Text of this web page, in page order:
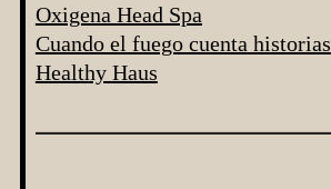
Oxigena Head Spa
Cuando el fuego cuenta historias
Healthy Haus